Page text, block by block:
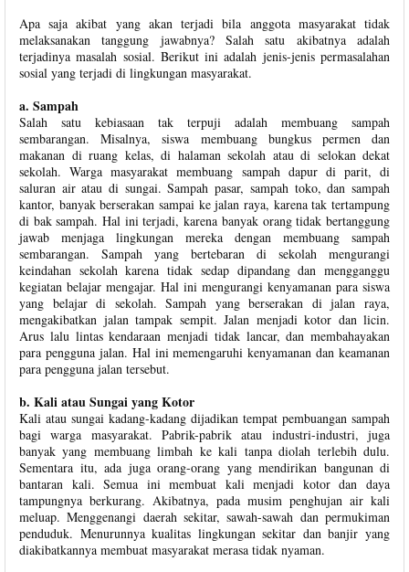
Apa saja akibat yang akan terjadi bila anggota masyarakat tidak
melaksanakan tanggung jawabnya? Salah satu akibatnya adalah
terjadinya masalah sosial. Berikut ini adalah jenis-jenis permasalahan
sosial yang terjadi di lingkungan masyarakat.
a. Sampah
Salah satu kebiasaan tak terpuji adalah membuang sampah
sembarangan. Misalnya, siswa membuang bungkus permen dan
makanan di ruang kelas, di halaman sekolah atau di selokan dekat
sekolah. Warga masyarakat membuang sampah dapur di parit, di
saluran air atau di sungai. Sampah pasar, sampah toko, dan sampah
kantor, banyak berserakan sampai ke jalan raya, karena tak tertampung
di bak sampah. Hal ini terjadi, karena banyak orang tidak bertanggung
jawab menjaga lingkungan mereka dengan membuang sampah
sembarangan. Sampah yang bertebaran di sekolah mengurangi
keindahan sekolah karena tidak sedap dipandang dan mengganggu
kegiatan belajar mengajar. Hal ini mengurangi kenyamanan para siswa
yang belajar di sekolah. Sampah yang berserakan di jalan raya,
mengakibatkan jalan tampak sempit. Jalan menjadi kotor dan licin.
Arus lalu lintas kendaraan menjadi tidak lancar, dan membahayakan
para pengguna jalan. Hal ini memengaruhi kenyamanan dan keamanan
para pengguna jalan tersebut.
b. Kali atau Sungai yang Kotor
Kali atau sungai kadang-kadang dijadikan tempat pembuangan sampah
bagi warga masyarakat. Pabrik-pabrik atau industri-industri, juga
banyak yang membuang limbah ke kali tanpa diolah terlebih dulu.
Sementara itu, ada juga orang-orang yang mendirikan bangunan di
bantaran kali. Semua ini membuat kali menjadi kotor dan daya
tampungnya berkurang. Akibatnya, pada musim penghujan air kali
meluap. Menggenangi daerah sekitar, sawah-sawah dan permukiman
penduduk. Menurunnya kualitas lingkungan sekitar dan banjir yang
diakibatkannya membuat masyarakat merasa tidak nyaman.